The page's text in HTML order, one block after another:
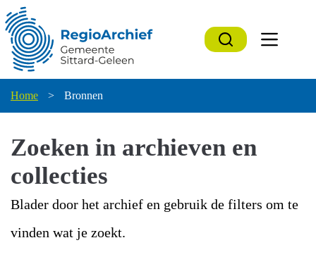
naar
de
inhoud
Home > Bronnen
Zoeken in archieven en
collecties
Blader door het archief en gebruik de filters om te
vinden wat je zoekt.